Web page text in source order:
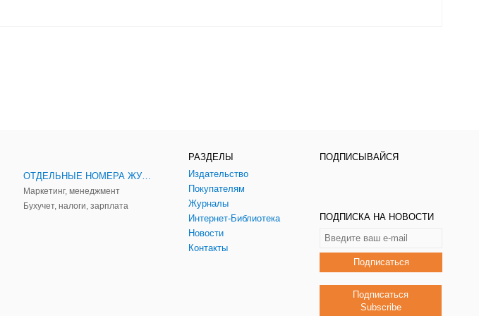
ОТДЕЛЬНЫЕ НОМЕРА ЖУРНАЛОВ
Маркетинг, менеджмент
Бухучет, налоги, зарплата
РАЗДЕЛЫ
Издательство
Покупателям
Журналы
Интернет-Библиотека
Новости
Контакты
ПОДПИСЫВАЙСЯ
ПОДПИСКА НА НОВОСТИ
Подписаться
Подписаться
Subscribe